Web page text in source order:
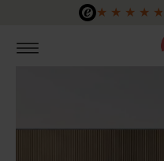
Zum Hauptinhalt springen
★ ★ ★ ★ ★